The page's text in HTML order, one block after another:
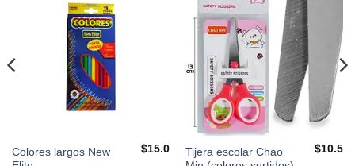
Colores largos New
$15.0
Tijera escolar Chao
$10.5